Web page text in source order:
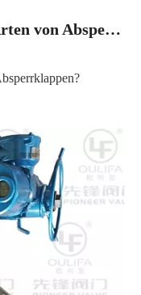
Was sind die verschiedenen Arten von Absperrklappen?